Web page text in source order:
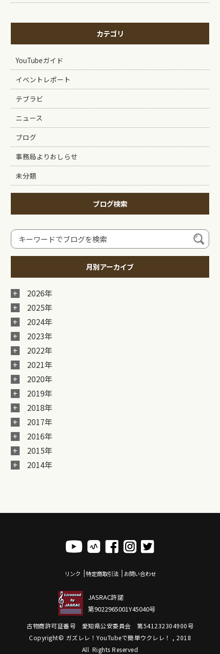
カテゴリ
YouTubeガイド
イベントレポート
テブラビ
ニュース
ブログ
事務局よりおしらせ
未分類
ブログ検索
月別アーカイブ
2026年
2025年
2024年
2023年
2022年
2021年
2020年
2019年
2018年
2017年
2016年
2015年
2014年
リンク 特定商取引法 お問い合わせ
JASRAC許諾
第9022965001Y45040号
古物商許可証番号 愛知県公安委員会 第541232304900号
Copyright© ガズレレ！YouTubeで簡単ウクレレ！ , 2018
All Rights Reserved